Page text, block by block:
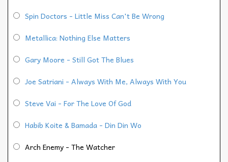
Spin Doctors - Little Miss Can't Be Wrong
Metallica: Nothing Else Matters
Gary Moore - Still Got The Blues
Joe Satriani - Always With Me, Always With You
Steve Vai - For The Love Of God
Habib Koite & Bamada - Din Din Wo
Arch Enemy - The Watcher